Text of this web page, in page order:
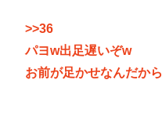
>>36
パヨw出足遅いぞw
お前が足かせなんだから